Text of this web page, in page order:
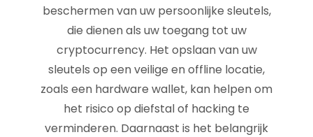
beschermen van uw persoonlijke sleutels,
die dienen als uw toegang tot uw
cryptocurrency. Het opslaan van uw
sleutels op een veilige en offline locatie,
zoals een hardware wallet, kan helpen om
het risico op diefstal of hacking te
verminderen. Daarnaast is het belangrijk